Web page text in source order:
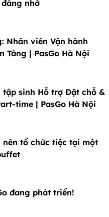
nhớ
Nhân viên Vận hành
Tảng | PasGo Hà Nội
tập sinh Hỗ trợ Đặt chỗ &
time | PasGo Hà Nội
nên tổ chức tiệc tại một
đang phát triển!